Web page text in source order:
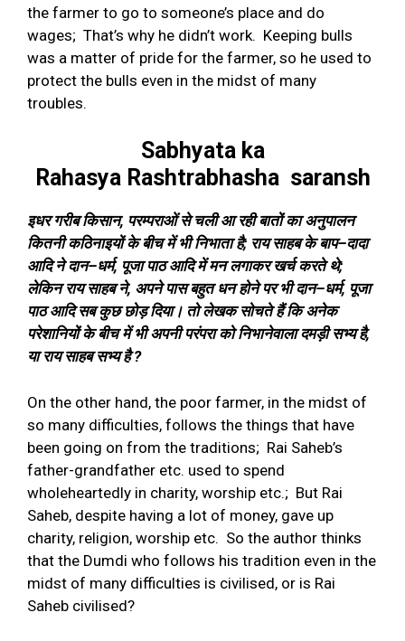
the farmer to go to someone’s place and do
wages; That’s why he didn’t work. Keeping bulls
was a matter of pride for the farmer, so he used to
protect the bulls even in the midst of many
troubles.
Sabhyata ka
Rahasya Rashtrabhasha saransh
इधर गरीब किसान, परम्पराओं से चली आ रही बातों का अनुपालन
कितनी कठिनाइयों के बीच में भी निभाता है; राय साहब के बाप–दादा
आदि ने दान–धर्म, पूजा पाठ आदि में मन लगाकर खर्च करते थे;
लेकिन राय साहब ने, अपने पास बहुत धन होने पर भी दान–धर्म, पूजा
पाठ आदि सब कुछ छोड़ दिया। तो लेखक सोचते हैं कि अनेक
परेशानियों के बीच में भी अपनी परंपरा को निभानेवाला दमड़ी सभ्य है,
या राय साहब सभ्य है?
On the other hand, the poor farmer, in the midst of
so many difficulties, follows the things that have
been going on from the traditions; Rai Saheb’s
father-grandfather etc. used to spend
wholeheartedly in charity, worship etc.; But Rai
Saheb, despite having a lot of money, gave up
charity, religion, worship etc. So the author thinks
that the Dumdi who follows his tradition even in the
midst of many difficulties is civilised, or is Rai
Saheb civilised?